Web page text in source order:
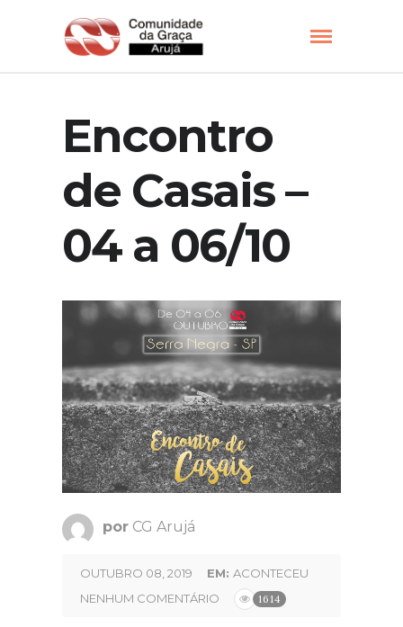
Encontro
de Casais –
04 a 06/10
por CG Arujá
OUTUBRO 08, 2019 EM: ACONTECEU
NENHUM COMENTÁRIO
1614